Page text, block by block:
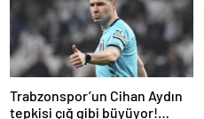
Trabzonspor’un Cihan Aydın
tepkisi çığ gibi büyüyor!